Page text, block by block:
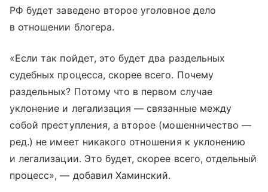
РФ будет заведено второе уголовное дело
в отношении блогера.
«Если так пойдет, это будет два раздельных
судебных процесса, скорее всего. Почему
раздельных? Потому что в первом случае
уклонение и легализация — связанные между
собой преступления, а второе (мошенничество —
ред.) не имеет никакого отношения к уклонению
и легализации. Это будет, скорее всего, отдельный
процесс», — добавил Хаминский.